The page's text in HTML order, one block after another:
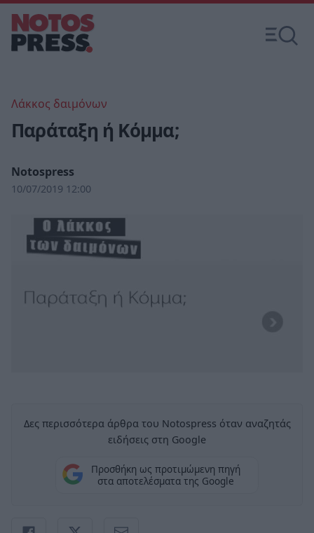
Λάκκος δαιμόνων
Παράταξη ή Κόμμα;
Notospress
10/07/2019 12:00
Δες περισσότερα άρθρα του Notospress όταν αναζητάς
ειδήσεις στη Google
Προσθήκη ως προτιμώμενη πηγή
στα αποτελέσματα της Google